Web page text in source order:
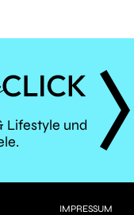
Lifestyle und
IMPRESSUM